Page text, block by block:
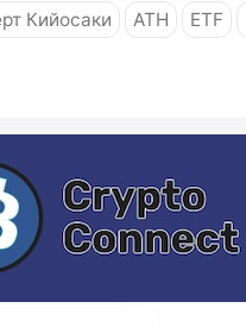
Кийосаки ATH ETF